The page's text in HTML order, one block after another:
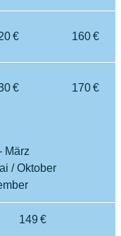
€ 160 €
€ 170 €
März
/ Oktober
149 €